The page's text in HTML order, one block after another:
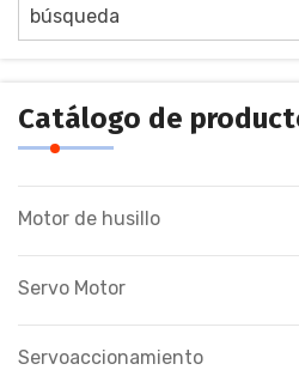
Catálogo de
Motor de husillo
Servo Motor
Servoaccionamiento